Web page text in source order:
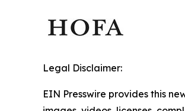
Legal Disclaimer:
EIN Presswire provides this